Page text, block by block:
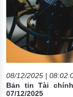
08/12/2025 |
Bản tin Tài
07/12/2025